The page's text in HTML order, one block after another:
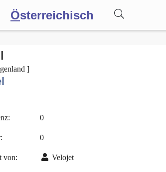
Österreichisch
]
0
0
von: Velojet